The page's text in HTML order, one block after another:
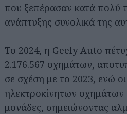
που ξεπέρασαν κατά πολύ
ανάπτυξης συνολικά της
Το 2024, η Geely Auto
2.176.567 οχημάτων,
σε σχέση με το 2023, ενώ
ηλεκτροκίνητων οχημάτων
μονάδες, σημειώνοντας